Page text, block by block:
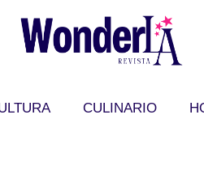
CULINARIO